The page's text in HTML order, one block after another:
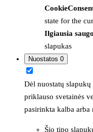
state for the
Ilgiausia
slapukas
Nuostatos 0
Dėl nuostatų
priklauso svetainės
pasirinkta kalba arba
Šio tipo